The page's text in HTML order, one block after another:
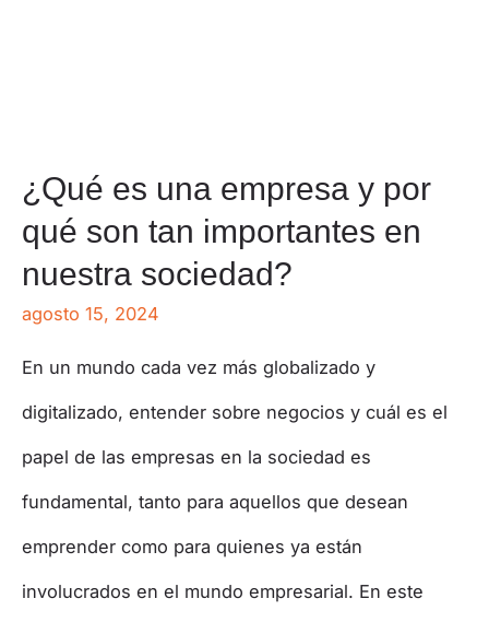
¿Qué es una empresa y por
qué son tan importantes en
nuestra sociedad?
agosto 15, 2024
En un mundo cada vez más globalizado y
digitalizado, entender sobre negocios y cuál es el
papel de las empresas en la sociedad es
fundamental, tanto para aquellos que desean
emprender como para quienes ya están
involucrados en el mundo empresarial. En este